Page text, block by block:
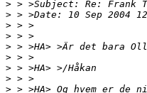
>
>
>
>
>
>
>
>
>